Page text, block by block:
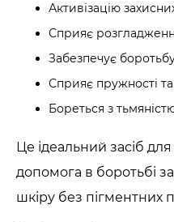
Активізацію
Сприяє
Забезпечує
Сприяє пружності та
Бореться з
Це ідеальний засіб
допомога в боротьбі
шкіру без пігментних